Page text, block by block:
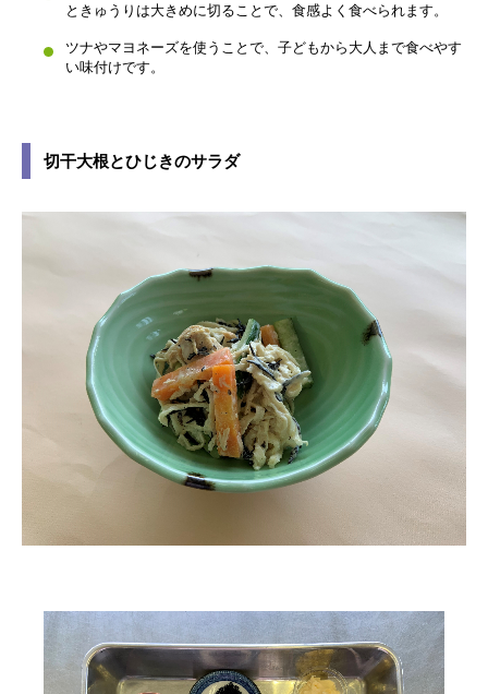
ときゅうりは大きめに切ることで、食感よく食べられます。
ツナやマヨネーズを使うことで、子どもから大人まで食べやす
い味付けです。
切干大根とひじきのサラダ